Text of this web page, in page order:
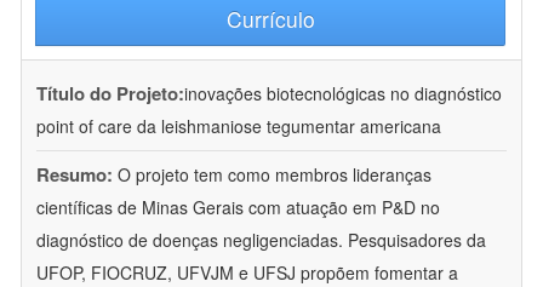
Currículo
Título do Projeto:inovações biotecnológicas no diagnóstico
point of care da leishmaniose tegumentar americana
Resumo: O projeto tem como membros lideranças
científicas de Minas Gerais com atuação em P&D no
diagnóstico de doenças negligenciadas. Pesquisadores da
UFOP, FIOCRUZ, UFVJM e UFSJ propõem fomentar a